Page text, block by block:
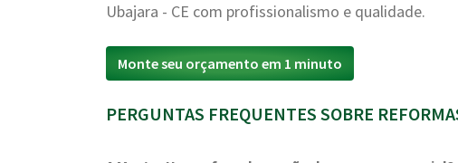
Ubajara - CE com profissionalismo e qualidade.
Monte seu orçamento em 1 minuto
PERGUNTAS FREQUENTES SOBRE